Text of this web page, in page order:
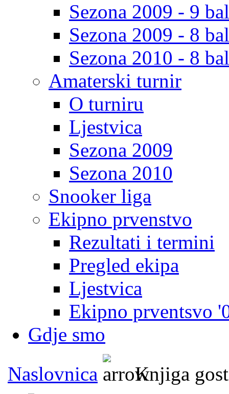
Sezona 2009 - 9
Sezona 2009 - 8
Sezona 2010 - 8
Amaterski turnir
O turniru
Ljestvica
Sezona 2009
Sezona 2010
Snooker liga
Ekipno prvenstvo
Rezultati i termini
Pregled ekipa
Ljestvica
Ekipno prventsvo
Gdje smo
Naslovnica
Knjiga